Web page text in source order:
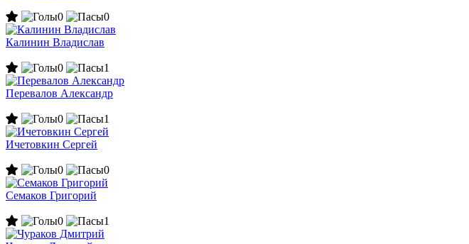
0 0
Калинин Владислав
0 1
Перевалов Александр
0 1
Ичетовкин Сергей
0 0
Семаков Григорий
0 1